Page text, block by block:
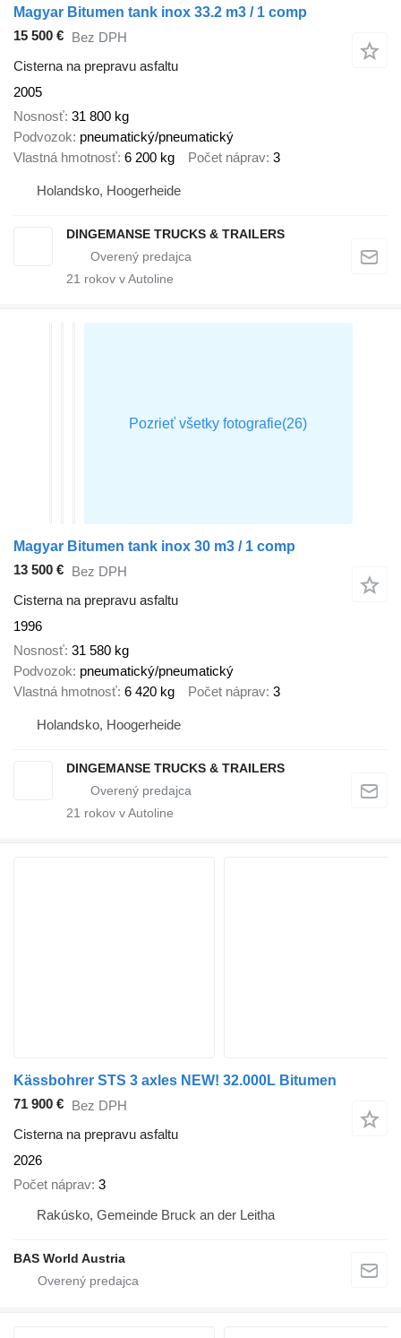
Magyar Bitumen tank inox 33.2 m3 / 1 comp
15 500 € Bez DPH
Cisterna na prepravu asfaltu
2005
Nosnosť 31 800 kg
Podvozok pneumatický/pneumatický
Vlastná hmotnosť 6 200 kg Počet náprav 3
Holandsko, Hoogerheide
DINGEMANSE TRUCKS & TRAILERS
21 rokov v Autoline
Magyar Bitumen tank inox 30 m3 / 1 comp
13 500 € Bez DPH
Cisterna na prepravu asfaltu
1996
Nosnosť 31 580 kg
Podvozok pneumatický/pneumatický
Vlastná hmotnosť 6 420 kg Počet náprav 3
Holandsko, Hoogerheide
DINGEMANSE TRUCKS & TRAILERS
21 rokov v Autoline
Kässbohrer STS 3 axles NEW! 32.000L Bitumen
71 900 € Bez DPH
Cisterna na prepravu asfaltu
2026
Počet náprav 3
Rakúsko, Gemeinde Bruck an der Leitha
BAS World Austria